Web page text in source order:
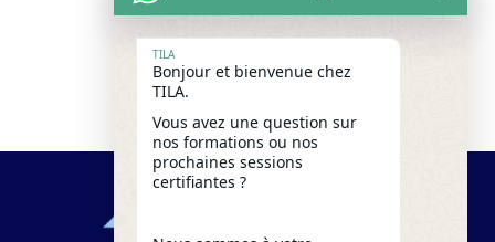
TILA
Bonjour et bienvenue chez
TILA.
Vous avez une question sur
nos formations ou nos
prochaines sessions
certifiantes ?